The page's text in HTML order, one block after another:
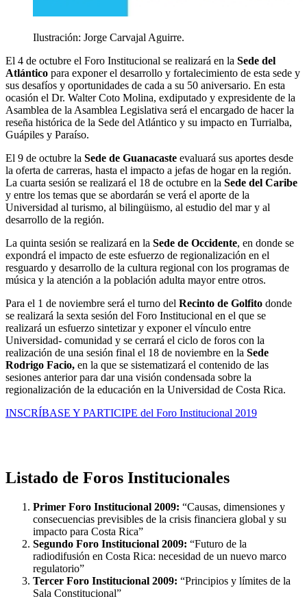
Ilustración: Jorge Carvajal Aguirre.
El 4 de octubre el Foro Institucional se realizará en la Sede del
Atlántico para exponer el desarrollo y fortalecimiento de esta sede y
sus desafíos y oportunidades de cada a su 50 aniversario. En esta
ocasión el Dr. Walter Coto Molina, exdiputado y expresidente de la
Asamblea de la Asamblea Legislativa será el encargado de hacer la
reseña histórica de la Sede del Atlántico y su impacto en Turrialba,
Guápiles y Paraíso.
El 9 de octubre la Sede de Guanacaste evaluará sus aportes desde
la oferta de carreras, hasta el impacto a jefas de hogar en la región.
La cuarta sesión se realizará el 18 de octubre en la Sede del Caribe
y entre los temas que se abordarán se verá el aporte de la
Universidad al turismo, al bilingüismo, al estudio del mar y al
desarrollo de la región.
La quinta sesión se realizará en la Sede de Occidente, en donde se
expondrá el impacto de este esfuerzo de regionalización en el
resguardo y desarrollo de la cultura regional con los programas de
música y la atención a la población adulta mayor entre otros.
Para el 1 de noviembre será el turno del Recinto de Golfito donde
se realizará la sexta sesión del Foro Institucional en el que se
realizará un esfuerzo sintetizar y exponer el vínculo entre
Universidad- comunidad y se cerrará el ciclo de foros con la
realización de una sesión final el 18 de noviembre en la Sede
Rodrigo Facio, en la que se sistematizará el contenido de las
sesiones anterior para dar una visión condensada sobre la
regionalización de la educación en la Universidad de Costa Rica.
INSCRÍBASE Y PARTICIPE del Foro Institucional 2019
Listado de Foros Institucionales
Primer Foro Institucional 2009: “Causas, dimensiones y
consecuencias previsibles de la crisis financiera global y su
impacto para Costa Rica”
Segundo Foro Institucional 2009: “Futuro de la
radiodifusión en Costa Rica: necesidad de un nuevo marco
regulatorio”
Tercer Foro Institucional 2009: “Principios y límites de la
Sala Constitucional”